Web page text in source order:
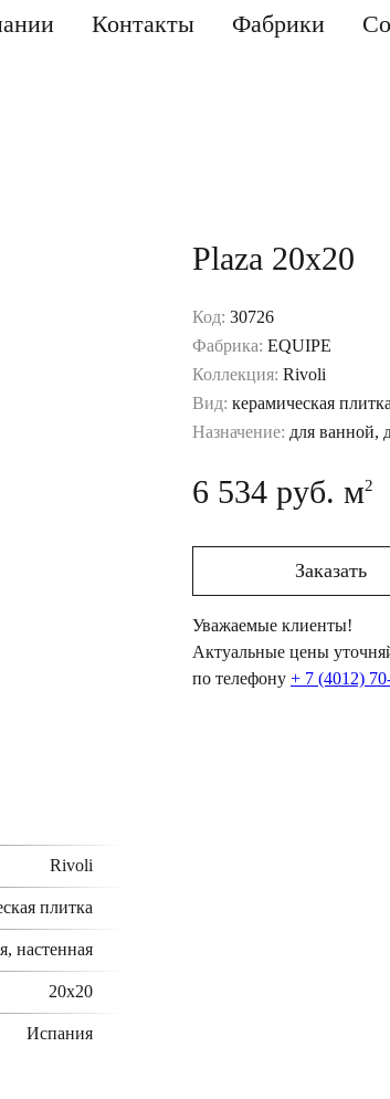
Контакты Фабрики
Plaza 20x20
Код: 30726
Фабрика: EQUIPE
Коллекция: Rivoli
Вид: керамическая
Назначение: для ванной,
6 534 руб. м2
Заказать
Уважаемые клиенты!
Актуальные цены
по телефону + 7 (4012)
Rivoli
плитка
настенная
20x20
Испания